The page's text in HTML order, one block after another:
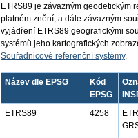
ETRS89 je závazným geodetickým
platném znění, a dále závazným
vyjádření ETRS89 geografickými
systémů jeho kartografických
Souřadnicové referenční systémy.
Název dle EPSG
Kód
EPSG
ETRS89 4258